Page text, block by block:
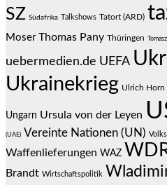
SZ Südafrika Talkshows Tatort (ARD)
Moser Thomas Pany Thüringen
uebermedien.de UEFA
Ukrainekrieg Ulrich Horn
Ungarn Ursula von der Leyen
(UAE) Vereinte Nationen (UN)
Waffenlieferungen WAZ
Brandt Wirtschaftspolitik